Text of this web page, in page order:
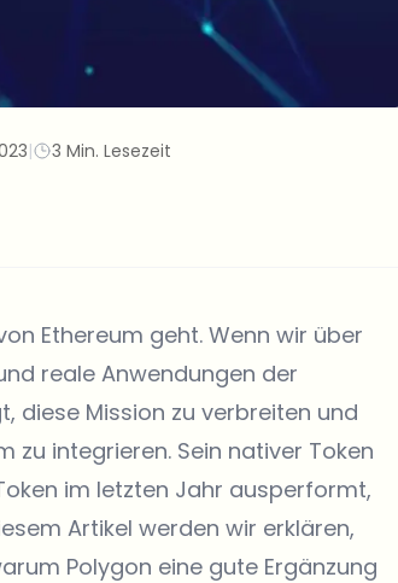
| 3 Min. Lesezeit
Ethereum geht. Wenn wir über
reale Anwendungen der
diese Mission zu verbreiten und
zu integrieren. Sein nativer Token
im letzten Jahr ausperformt,
Artikel werden wir erklären,
Polygon eine gute Ergänzung